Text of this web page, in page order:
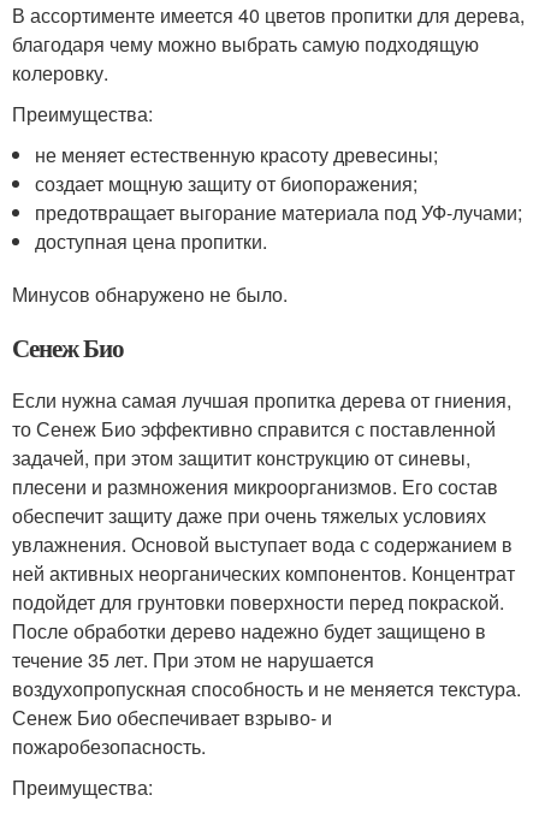
В ассортименте имеется 40 цветов пропитки для дерева,
благодаря чему можно выбрать самую подходящую
колеровку.
Преимущества:
не меняет естественную красоту древесины;
создает мощную защиту от биопоражения;
предотвращает выгорание материала под УФ-лучами;
доступная цена пропитки.
Минусов обнаружено не было.
Сенеж Био
Если нужна самая лучшая пропитка дерева от гниения,
то Сенеж Био эффективно справится с поставленной
задачей, при этом защитит конструкцию от синевы,
плесени и размножения микроорганизмов. Его состав
обеспечит защиту даже при очень тяжелых условиях
увлажнения. Основой выступает вода с содержанием в
ней активных неорганических компонентов. Концентрат
подойдет для грунтовки поверхности перед покраской.
После обработки дерево надежно будет защищено в
течение 35 лет. При этом не нарушается
воздухопропускная способность и не меняется текстура.
Сенеж Био обеспечивает взрыво- и
пожаробезопасность.
Преимущества: